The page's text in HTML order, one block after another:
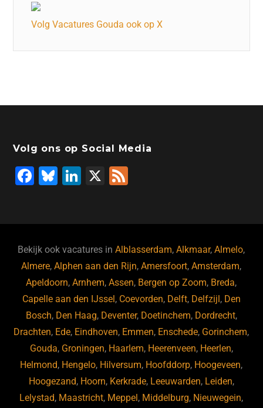
Volg Vacatures Gouda ook op X
Volg ons op Social Media
F
b
o
o
k
Bl
ky
Li
dI
n
X
Bekijk ook vacatures inAlblasserdam,Alkmaar,Almelo,
Almere,Alphen aan den Rijn,Amersfoort,Amsterdam,
Apeldoorn,Arnhem,Assen, Bergen op Zoom, Breda,
Capelle aan den IJssel, Coevorden, Delft, Delfzijl, Den
Bosch, Den Haag, Deventer, Doetinchem, Dordrecht,
Drachten, Ede, Eindhoven, Emmen, Enschede, Gorinchem,
Gouda, Groningen, Haarlem, Heerenveen, Heerlen,
Helmond, Hengelo, Hilversum, Hoofddorp, Hoogeveen,
Hoogezand, Hoorn, Kerkrade, Leeuwarden, Leiden,
Lelystad, Maastricht, Meppel, Middelburg, Nieuwegein,